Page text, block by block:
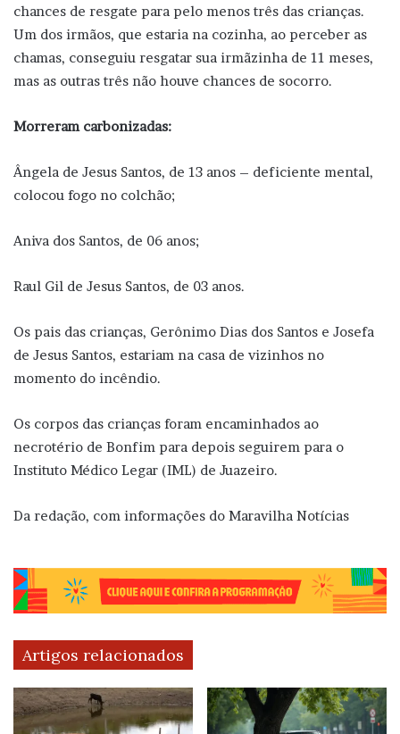
chances de resgate para pelo menos três das crianças.
Um dos irmãos, que estaria na cozinha, ao perceber as
chamas, conseguiu resgatar sua irmãzinha de 11 meses,
mas as outras três não houve chances de socorro.
Morreram carbonizadas:
Ângela de Jesus Santos, de 13 anos – deficiente mental,
colocou fogo no colchão;
Aniva dos Santos, de 06 anos;
Raul Gil de Jesus Santos, de 03 anos.
Os pais das crianças, Gerônimo Dias dos Santos e Josefa
de Jesus Santos, estariam na casa de vizinhos no
momento do incêndio.
Os corpos das crianças foram encaminhados ao
necrotério de Bonfim para depois seguirem para o
Instituto Médico Legar (IML) de Juazeiro.
Da redação, com informações do Maravilha Notícias
Artigos relacionados